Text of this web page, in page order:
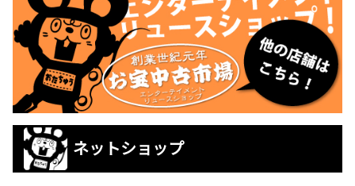
ネットショップ